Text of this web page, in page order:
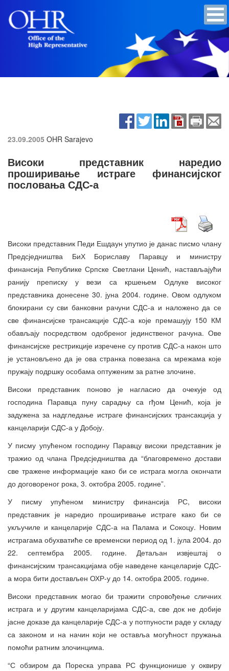
23.09.2005 OHR Sarajevo
Високи представник наредио
проширивање истраге финансијског
пословања СДС-а
Високи представник Педи Ешдаун упутио је данас писмо члану
Предсједништва БиХ Бориславу Паравцу и министру
финансија Републике Српске Светлани Ценић, настављајући
ранију преписку у вези са кршењем Одлуке високог
представника донесене 30. јуна 2004. године. Овом одлуком
блокирани су сви банковни рачуни СДС-а и наложено да се
све финансијске трансакције СДС-а које премашују 150 КМ
обављају посредством одобреног јединственог рачуна. Ове
финансијске рестрикције изречене су против СДС-а након што
је установљено да је ова странка повезана са мрежама које
пружају подршку особама оптуженим за ратне злочине.
Високи представник поново је нагласио да очекује од
господина Паравца пуну сарадњу са гђом Ценић, која је
задужена за надгледање истраге финансијских трансакција у
канцеларији СДС-а у Добоју.
У писму упућеном господину Паравцу високи представник је
тражио од члана Предсједништва да “благовремено достави
све тражене информације како би се истрага могла окончати
до договореног рока, 3. октобра 2005. године”.
У писму упућеном министру финансија РС, високи
представник је наредио проширивање истраге како би се
укључиле и канцеларије СДС-а на Палама и Сокоцу. Новим
истрагама обухватиће се временски период од 1. јула 2004. до
22. септембра 2005. године. Детаљан извјештај о
финансијским трансакцијама обје наведене канцеларије СДС-
а мора бити достављен ОХР-у до 14. октобра 2005. године.
Високи представник могао би тражити спровођење сличних
истрага и у другим канцеларијама СДС-а, све док не добије
јасне доказе да канцеларије СДС-а у потпуности раде у складу
са законом и на начин који не оставља могућност пружања
помоћи ратним злочинцима.
“С обзиром да Пореска управа РС функционише у оквиру